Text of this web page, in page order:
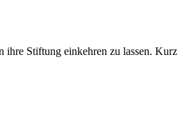
Stiftung einkehren zu lassen.